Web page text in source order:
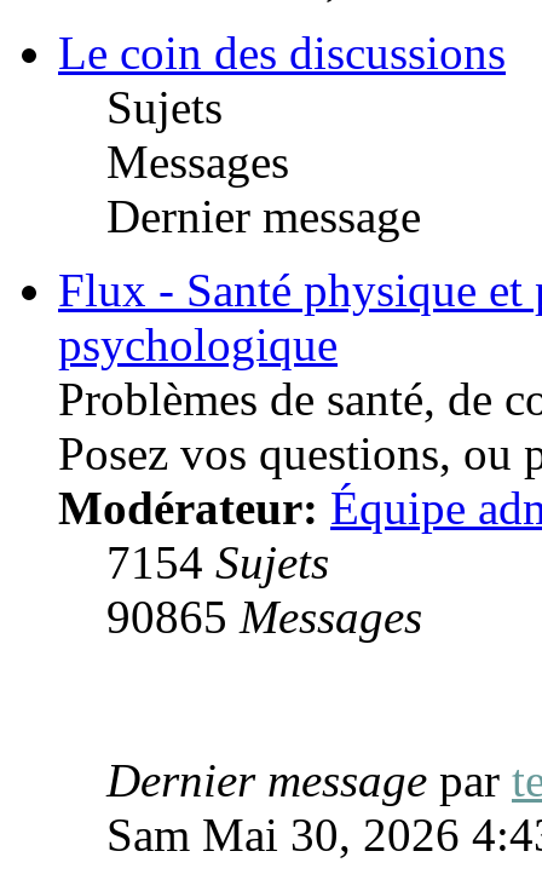
Le coin des discussions
Sujets
Messages
Dernier message
Flux - Santé physique
psychologique
Problèmes de santé, de
Posez vos questions, ou
Modérateur: Équipe
7154 Sujets
90865 Messages
Dernier message par
Sam Mai 30, 2026